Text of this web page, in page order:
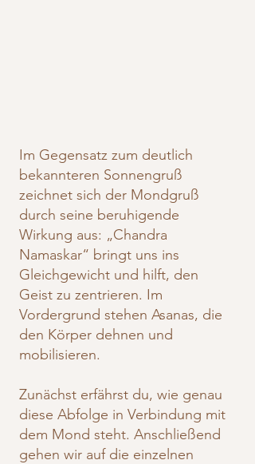
Im Gegensatz zum deutlich
bekannteren Sonnengruß
zeichnet sich der Mondgruß
durch seine beruhigende
Wirkung aus: „Chandra
Namaskar“ bringt uns ins
Gleichgewicht und hilft, den
Geist zu zentrieren. Im
Vordergrund stehen Asanas, die
den Körper dehnen und
mobilisieren.
Zunächst erfährst du, wie genau
diese Abfolge in Verbindung mit
dem Mond steht. Anschließend
gehen wir auf die einzelnen